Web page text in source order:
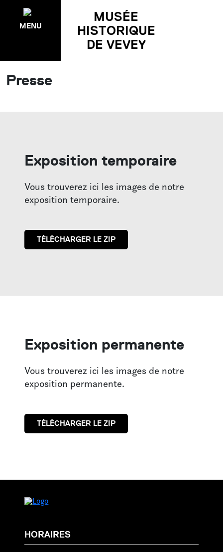
MENU
MUSÉE
HISTORIQUE
DE VEVEY
Agenda
Pakomuzé
En famille aux musées
LE MUSÉE
À propos
L’équipe
Presse
Exposition temporaire
Vous trouverez ici les images de notre
exposition temporaire.
TÉLÉCHARGER LE ZIP
Exposition permanente
Vous trouverez ici les images de notre
exposition permanente.
TÉLÉCHARGER LE ZIP
HORAIRES